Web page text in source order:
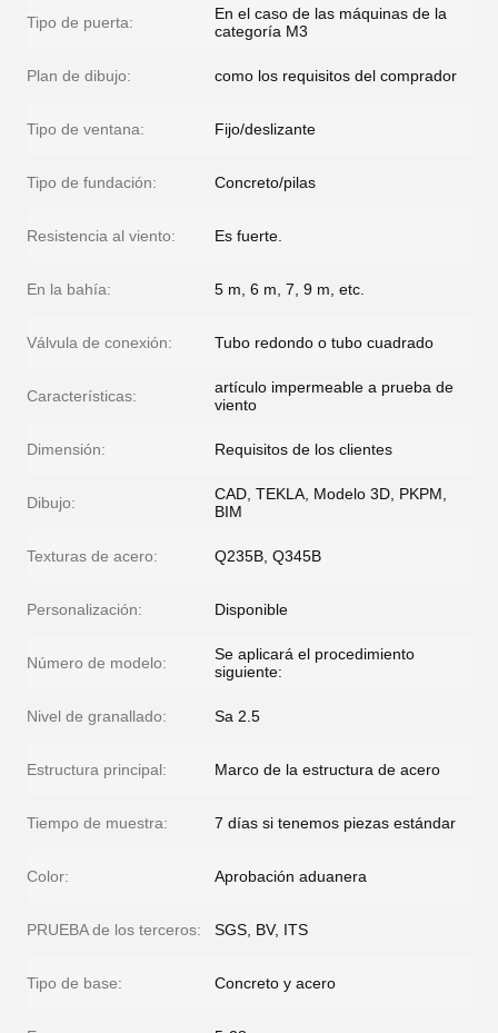
Tipo de puerta:
En el caso de las máquinas de la
categoría M3
Plan de dibujo: como los requisitos del comprador
Tipo de ventana: Fijo/deslizante
Tipo de fundación: Concreto/pilas
Resistencia al viento: Es fuerte.
En la bahía: 5 m, 6 m, 7, 9 m, etc.
Válvula de conexión: Tubo redondo o tubo cuadrado
Características:
artículo impermeable a prueba de
viento
Dimensión: Requisitos de los clientes
Dibujo:
CAD, TEKLA, Modelo 3D, PKPM,
BIM
Texturas de acero: Q235B, Q345B
Personalización: Disponible
Número de modelo:
Se aplicará el procedimiento
siguiente:
Nivel de granallado: Sa 2.5
Estructura principal: Marco de la estructura de acero
Tiempo de muestra: 7 días si tenemos piezas estándar
Color: Aprobación aduanera
PRUEBA de los terceros: SGS, BV, ITS
Tipo de base: Concreto y acero